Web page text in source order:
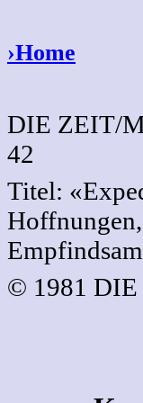
›Home
DIE ZEIT/
42
Titel:
© 1981 DIE